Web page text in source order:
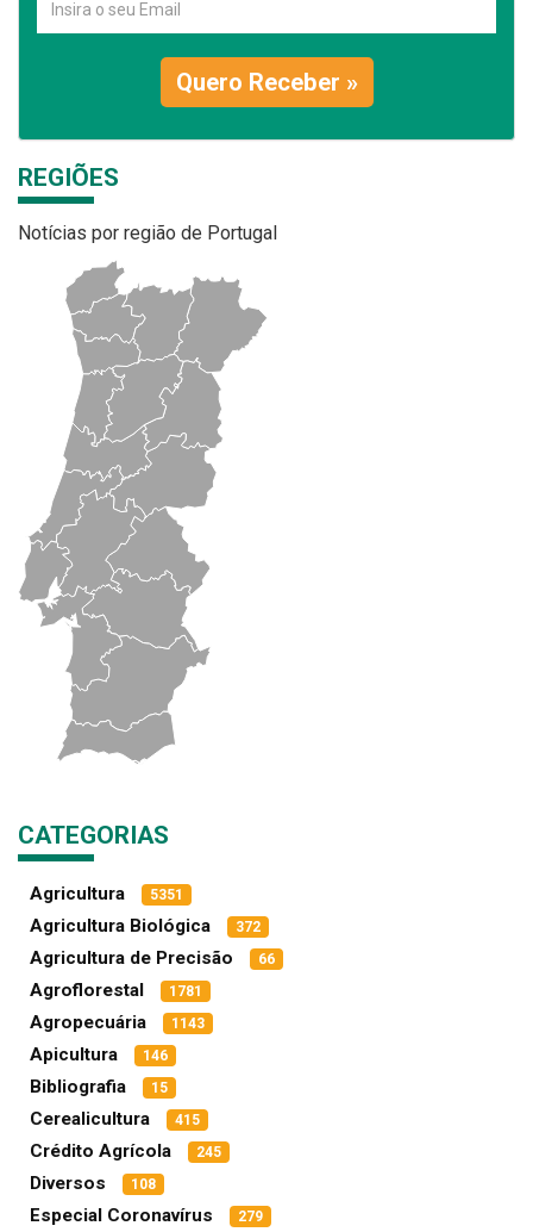
Quero Receber »
REGIÕES
Notícias por região de Portugal
CATEGORIAS
Agricultura 5351
Agricultura Biológica 372
Agricultura de Precisão 66
Agroflorestal 1781
Agropecuária 1143
Apicultura 146
Bibliografia 15
Cerealicultura 415
Crédito Agrícola 245
Diversos 108
Especial Coronavírus 279